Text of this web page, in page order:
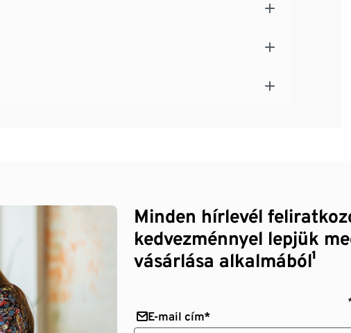
Minden hírlevél
kedvezménnyel lepjük
vásárlása alkalmából¹
E-mail cím*